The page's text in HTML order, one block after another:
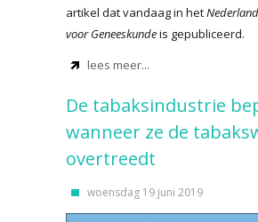
artikel dat vandaag in het
voor Geneeskundeis gepubliceerd.
lees meer...
De tabaksindustrie
wanneer ze de
overtreedt
woensdag 19 juni 2019